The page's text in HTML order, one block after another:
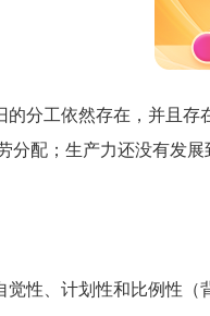
分工依然存在，并且存
分配；生产力还没有发
性、计划性和比例性（